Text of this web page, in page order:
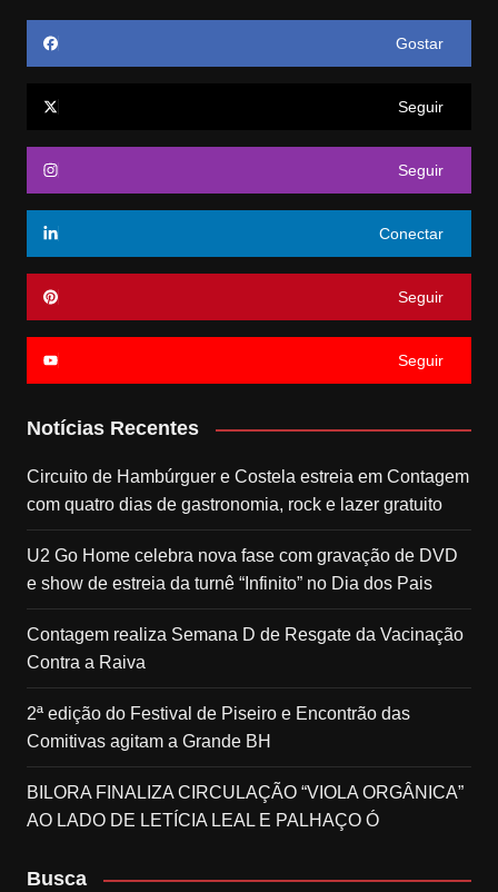
Gostar
Seguir
Seguir
Conectar
Seguir
Seguir
Notícias Recentes
Circuito de Hambúrguer e Costela estreia em Contagem
com quatro dias de gastronomia, rock e lazer gratuito
U2 Go Home celebra nova fase com gravação de DVD
e show de estreia da turnê “Infinito” no Dia dos Pais
Contagem realiza Semana D de Resgate da Vacinação
Contra a Raiva
2ª edição do Festival de Piseiro e Encontrão das
Comitivas agitam a Grande BH
BILORA FINALIZA CIRCULAÇÃO “VIOLA ORGÂNICA”
AO LADO DE LETÍCIA LEAL E PALHAÇO Ó
Busca